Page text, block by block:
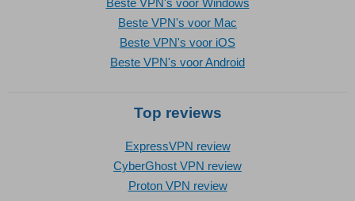
Beste VPN's voor Windows
Beste VPN's voor Mac
Beste VPN's voor iOS
Beste VPN's voor Android
Top reviews
ExpressVPN review
CyberGhost VPN review
Proton VPN review